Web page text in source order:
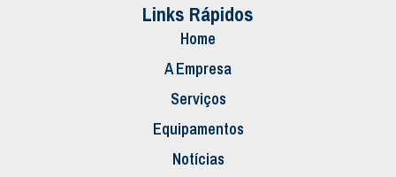
Links Rápidos
Home
A Empresa
Serviços
Equipamentos
Notícias